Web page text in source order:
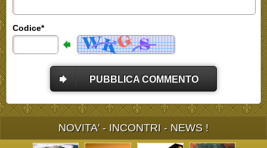
Codice*
PUBBLICA COMMENTO
NOVITA' - INCONTRI - NEWS !